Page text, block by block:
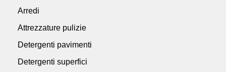
Arredi
Attrezzature pulizie
Detergenti pavimenti
Detergenti superfici